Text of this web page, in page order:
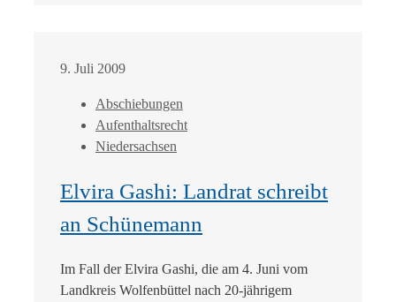
9. Juli 2009
Abschiebungen
Aufenthaltsrecht
Niedersachsen
Elvira Gashi: Landrat schreibt
an Schünemann
Im Fall der Elvira Gashi, die am 4. Juni vom
Landkreis Wolfenbüttel nach 20-jährigem